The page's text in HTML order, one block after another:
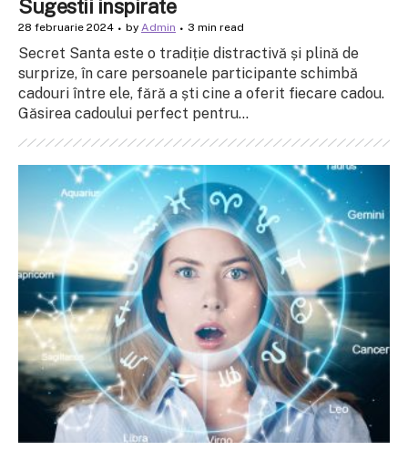
Sugestii inspirate
28 februarie 2024 by Admin 3 min read
Secret Santa este o tradiție distractivă și plină de
surprize, în care persoanele participante schimbă
cadouri între ele, fără a ști cine a oferit fiecare cadou.
Găsirea cadoului perfect pentru...